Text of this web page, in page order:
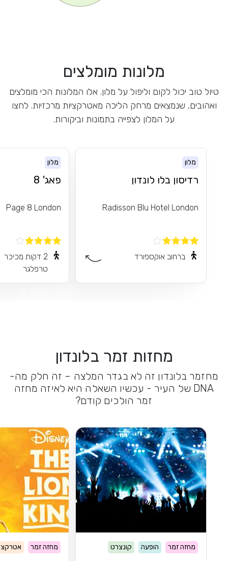
מלונות מומלצים
טיול טוב יכול לקום וליפול על מלון. אלו המלונות הכי מומלצים
ואהובים, שנמצאים מרחק הליכה מאטרקציות מרכזיות. לחצו
על המלון לצפייה בתמונות וביקורות.
מלון
רדיסון בלו לונדון
Radisson Blu Hotel London
ברחוב אוקספורד
מלון
פאג' 8
Page 8 London
2 דקות מכיכר
טרפלגר
מחזות זמר בלונדון
מחזמר בלונדון זה לא בגדר המלצה – זה חלק מה-
DNA של העיר - עכשיו השאלה היא לאיזה מחזה
זמר הולכים קודם?
מחזה זמר הופעה קונצרט מחזה זמר